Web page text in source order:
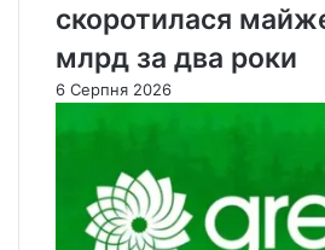
скоротилася
млрд за два роки
6 Серпня 2026